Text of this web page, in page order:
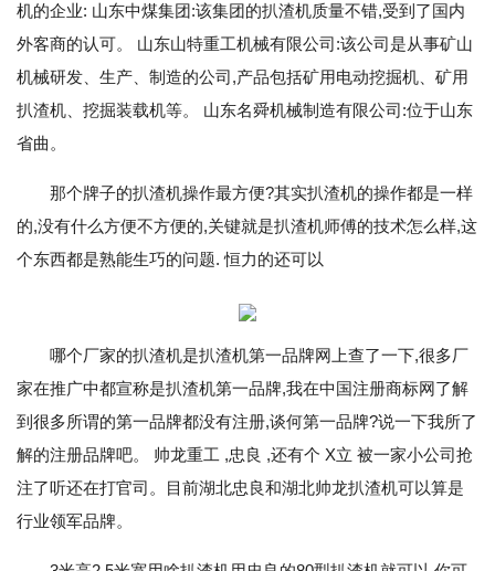
机的企业: 山东中煤集团:该集团的扒渣机质量不错,受到了国内
外客商的认可。 山东山特重工机械有限公司:该公司是从事矿山
机械研发、生产、制造的公司,产品包括矿用电动挖掘机、矿用
扒渣机、挖掘装载机等。 山东名舜机械制造有限公司:位于山东
省曲。
那个牌子的扒渣机操作最方便?其实扒渣机的操作都是一样
的,没有什么方便不方便的,关键就是扒渣机师傅的技术怎么样,这
个东西都是熟能生巧的问题. 恒力的还可以
哪个厂家的扒渣机是扒渣机第一品牌网上查了一下,很多厂
家在推广中都宣称是扒渣机第一品牌,我在中国注册商标网了解
到很多所谓的第一品牌都没有注册,谈何第一品牌?说一下我所了
解的注册品牌吧。 帅龙重工 ,忠良 ,还有个 X立 被一家小公司抢
注了听还在打官司。目前湖北忠良和湖北帅龙扒渣机可以算是
行业领军品牌。